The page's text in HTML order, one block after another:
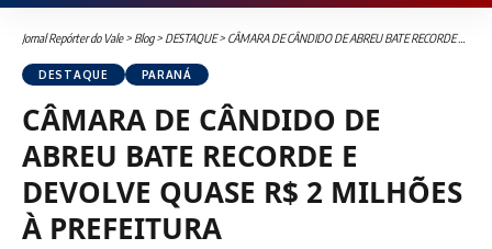
Jornal Repórter do Vale> Blog> DESTAQUE> CÂMARA DE CÂNDIDO DE ABREU BATE RECORDE E DEVOLVE QUASE R$ 2 MILHÕES À PREFEITURA
DESTAQUE PARANÁ
CÂMARA DE CÂNDIDO DE
ABREU BATE RECORDE E
DEVOLVE QUASE R$ 2 MILHÕES
À PREFEITURA